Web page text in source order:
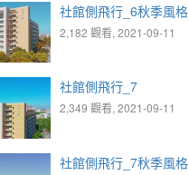
社館側飛行_6秋季風格
2,182 觀看, 2021-09-11
社館側飛行_7
2,349 觀看, 2021-09-11
社館側飛行_7秋季風格